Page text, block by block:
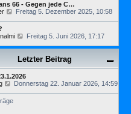
g
t
g
r
B
e
t
a
e
s
e
B
e
r
g
66 - Gegen jede C…
N
e
s
t
B
e
a
Freitag 5. Dezember 2025, 10:58
N
u
e
s
t
e
r
B
Freitag 5. Juni 2026, 17:17
Letzter Beitrag
N
e
Donnerstag 22. Januar 2026, 14:59